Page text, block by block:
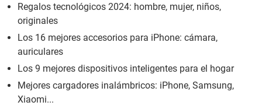
Regalos tecnológicos 2024: hombre, mujer, niños,
originales
Los 16 mejores accesorios para iPhone: cámara,
auriculares
Los 9 mejores dispositivos inteligentes para el hogar
Mejores cargadores inalámbricos: iPhone, Samsung,
Xiaomi...